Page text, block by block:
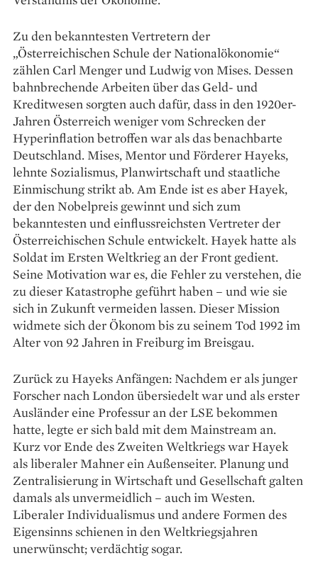
Zu den bekanntesten Vertretern der
„Österreichischen Schule der Nationalökonomie“
zählen Carl Menger und Ludwig von Mises. Dessen
bahnbrechende Arbeiten über das Geld- und
Kreditwesen sorgten auch dafür, dass in den 1920er-
Jahren Österreich weniger vom Schrecken der
Hyperinflation betroffen war als das benachbarte
Deutschland. Mises, Mentor und Förderer Hayeks,
lehnte Sozialismus, Planwirtschaft und staatliche
Einmischung strikt ab. Am Ende ist es aber Hayek,
der den Nobelpreis gewinnt und sich zum
bekanntesten und einflussreichsten Vertreter der
Österreichischen Schule entwickelt. Hayek hatte als
Soldat im Ersten Weltkrieg an der Front gedient.
Seine Motivation war es, die Fehler zu verstehen, die
zu dieser Katastrophe geführt haben – und wie sie
sich in Zukunft vermeiden lassen. Dieser Mission
widmete sich der Ökonom bis zu seinem Tod 1992 im
Alter von 92 Jahren in Freiburg im Breisgau.
Zurück zu Hayeks Anfängen: Nachdem er als junger
Forscher nach London übersiedelt war und als erster
Ausländer eine Professur an der LSE bekommen
hatte, legte er sich bald mit dem Mainstream an.
Kurz vor Ende des Zweiten Weltkriegs war Hayek
als liberaler Mahner ein Außenseiter. Planung und
Zentralisierung in Wirtschaft und Gesellschaft galten
damals als unvermeidlich – auch im Westen.
Liberaler Individualismus und andere Formen des
Eigensinns schienen in den Weltkriegsjahren
unerwünscht; verdächtig sogar.